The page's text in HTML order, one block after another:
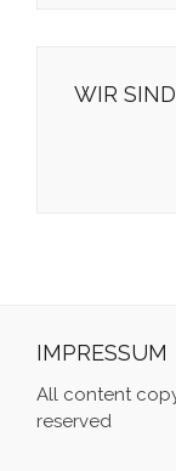
WIR
IMPRESSUM
All content
reserved